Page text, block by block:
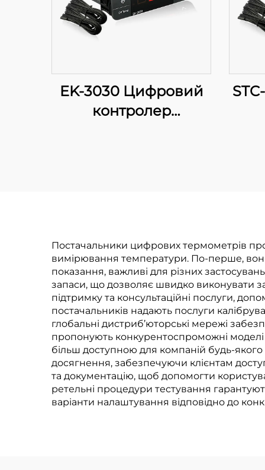
EK-3030 Цифровий
контролер
застосунків
Постачальники цифрових термометрів
вимірювання температури. По-перше, вони
показання, важливі для різних
запаси, що дозволяє швидко виконувати
підтримку та консультаційні послуги,
постачальників надають послуги
глобальні дистриб’юторські мережі
пропонують конкурентоспроможні
більш доступною для компаній будь-якого
досягнення, забезпечуючи клієнтам
та документацію, щоб допомогти
ретельні процедури тестування
варіанти налаштування відповідно до